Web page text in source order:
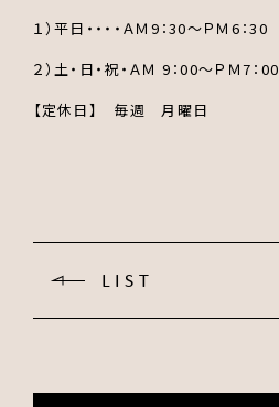
１）平日・・・・ＡＭ9：30～ＰＭ6：30
２）土・日・祝・ＡＭ 9：00～ＰＭ7：00
【定休日】 毎週 月曜日
LIST